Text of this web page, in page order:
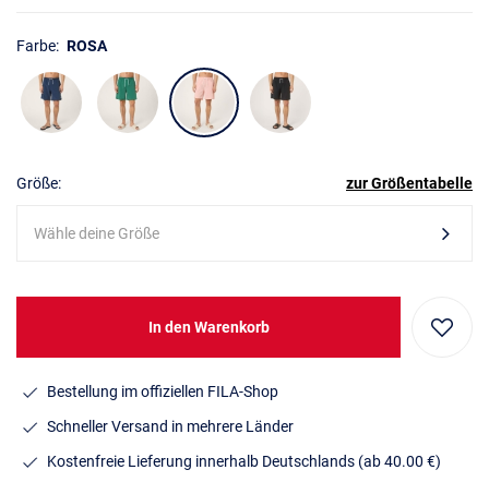
Farbe: ROSA
Größe: zur Größentabelle
Wähle deine Größe
In den Warenkorb
Bestellung im offiziellen FILA-Shop
Schneller Versand in mehrere Länder
Kostenfreie Lieferung innerhalb Deutschlands (ab 40.00 €)